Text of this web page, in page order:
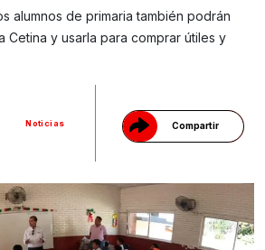
Noticias Compartir
Gracias!
alumnos de primaria también podrán
Cetina y usarla para comprar útiles y